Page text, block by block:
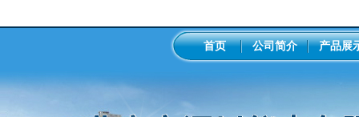
首页 公司简介 产品展